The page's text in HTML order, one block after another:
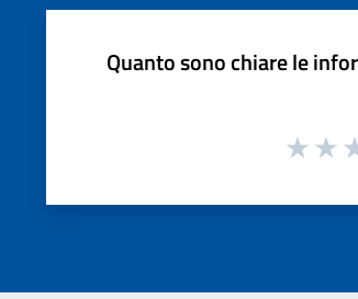
Quanto sono chiare le